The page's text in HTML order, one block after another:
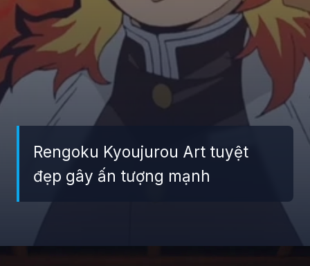
Rengoku Kyoujurou Art tuyệt
đẹp gây ấn tượng mạnh